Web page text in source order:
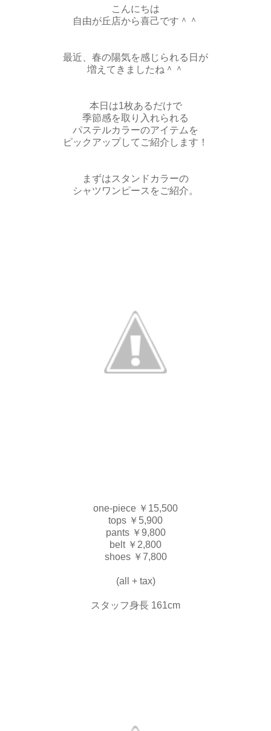
こんにちは
自由が丘店から喜己です＾＾
最近、春の陽気を感じられる日が
増えてきましたね＾＾
本日は1枚あるだけで
季節感を取り入れられる
パステルカラーのアイテムを
ピックアップしてご紹介します！
まずはスタンドカラーの
シャツワンピースをご紹介。
one-piece ￥15,500
tops ￥5,900
pants ￥9,800
belt ￥2,800
shoes ￥7,800
(all + tax)
スタッフ身長 161cm